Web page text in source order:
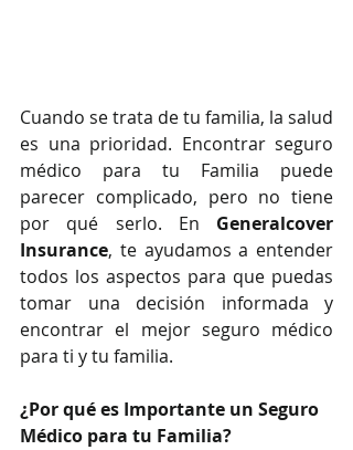
Cuando se trata de tu familia, la salud
es una prioridad. Encontrar seguro
médico para tu Familia puede
parecer complicado, pero no tiene
por qué serlo. En Generalcover
Insurance, te ayudamos a entender
todos los aspectos para que puedas
tomar una decisión informada y
encontrar el mejor seguro médico
para ti y tu familia.
¿Por qué es Importante un Seguro
Médico para tu Familia?